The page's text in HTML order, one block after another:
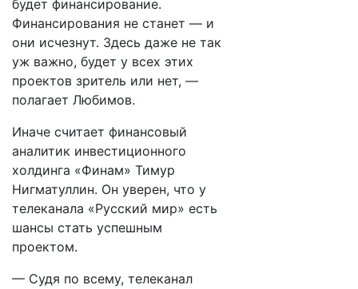
будет финансирование.
Финансирования не станет — и
они исчезнут. Здесь даже не так
уж важно, будет у всех этих
проектов зритель или нет, —
полагает Любимов.
Иначе считает финансовый
аналитик инвестиционного
холдинга «Финам» Тимур
Нигматуллин. Он уверен, что у
телеканала «Русский мир» есть
шансы стать успешным
проектом.
— Судя по всему, телеканал